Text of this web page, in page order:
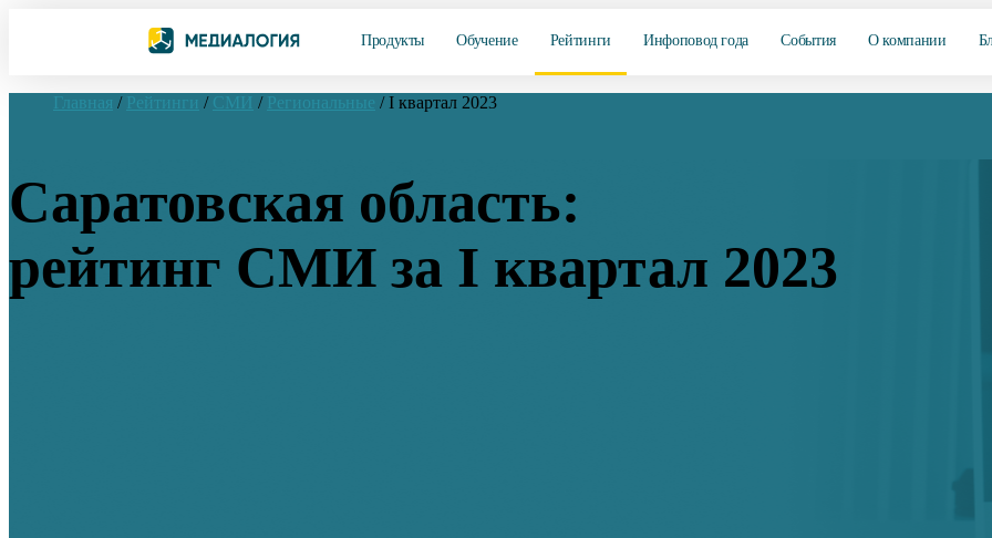
Продукты Обучение Рейтинги Инфоповод года События О компании
Главная / Рейтинги / СМИ / Региональные / I квартал 2023
Саратовская область:
рейтинг СМИ за I квартал 2023